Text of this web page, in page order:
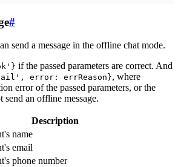
#
send a message in the offline chat mode.
if the passed parameters are correct. And
error: errReason}, where
error of the passed parameters, or the
an offline message.
Description
name
email
phone number